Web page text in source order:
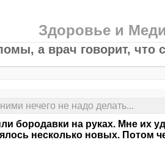
Здоровье и
а врач говорит, что
нечего не надо делать...
бородавки на руках. Мне их
несколько новых. Потом